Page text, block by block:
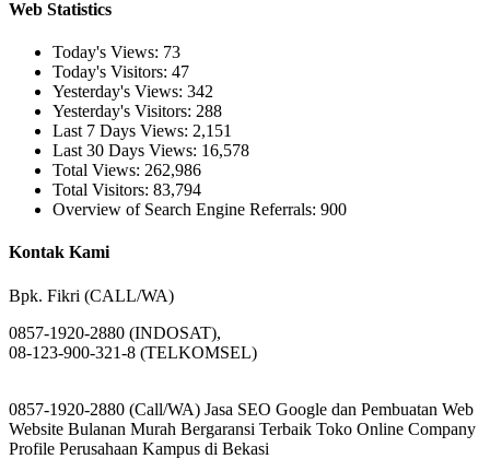
Web Statistics
Today's Views: 73
Today's Visitors: 47
Yesterday's Views: 342
Yesterday's Visitors: 288
Last 7 Days Views: 2,151
Last 30 Days Views: 16,578
Total Views: 262,986
Total Visitors: 83,794
Overview of Search Engine Referrals: 900
Kontak Kami
Bpk. Fikri (CALL/WA)
0857-1920-2880 (INDOSAT),
08-123-900-321-8 (TELKOMSEL)
0857-1920-2880 (Call/WA) Jasa SEO Google dan Pembuatan Web
Website Bulanan Murah Bergaransi Terbaik Toko Online Company
Profile Perusahaan Kampus di Bekasi